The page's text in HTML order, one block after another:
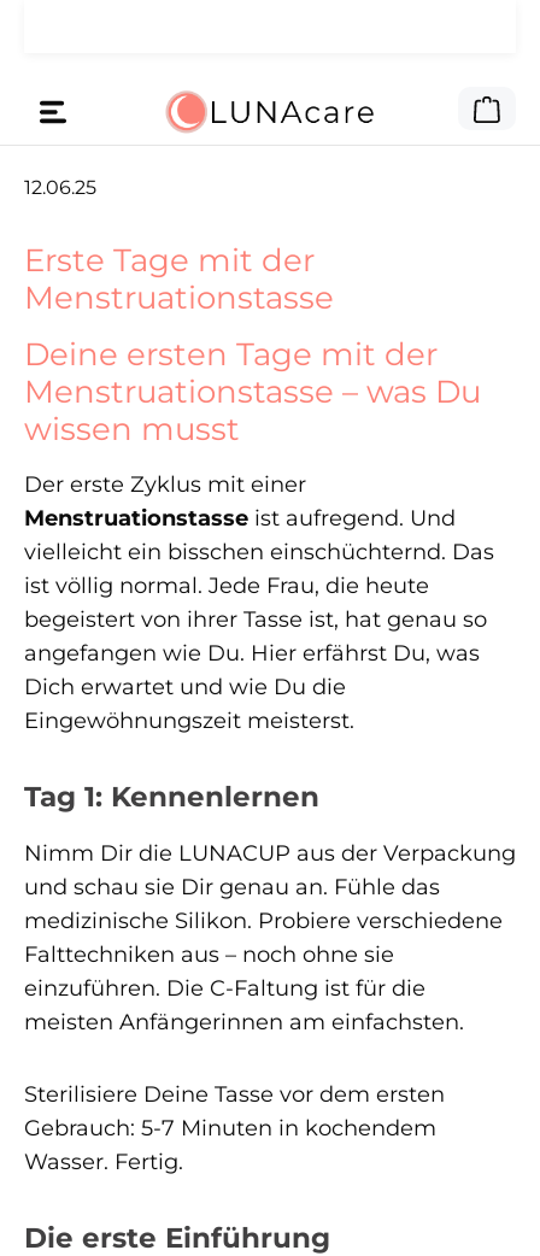
12.06.25
Erste Tage mit der
Menstruationstasse
Deine ersten Tage mit der
Menstruationstasse – was Du
wissen musst
Der erste Zyklus mit einer
Menstruationstasse ist aufregend. Und
vielleicht ein bisschen einschüchternd. Das
ist völlig normal. Jede Frau, die heute
begeistert von ihrer Tasse ist, hat genau so
angefangen wie Du. Hier erfährst Du, was
Dich erwartet und wie Du die
Eingewöhnungszeit meisterst.
Tag 1: Kennenlernen
Nimm Dir die LUNACUP aus der Verpackung
und schau sie Dir genau an. Fühle das
medizinische Silikon. Probiere verschiedene
Falttechniken aus – noch ohne sie
einzuführen. Die C-Faltung ist für die
meisten Anfängerinnen am einfachsten.
Sterilisiere Deine Tasse vor dem ersten
Gebrauch: 5-7 Minuten in kochendem
Wasser. Fertig.
Die erste Einführung